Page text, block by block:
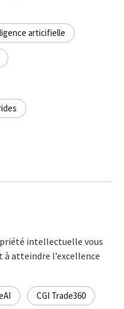
articifielle
intellectuelle vous
atteindre l’excellence
CGI Trade360